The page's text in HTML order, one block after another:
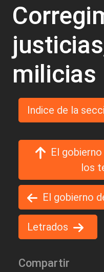
milicias
Indice de la
El
los
El gobierno
Letrados
Compartir